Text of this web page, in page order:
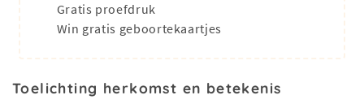
Gratis proefdruk
Win gratis geboortekaartjes
Toelichting herkomst en betekenis